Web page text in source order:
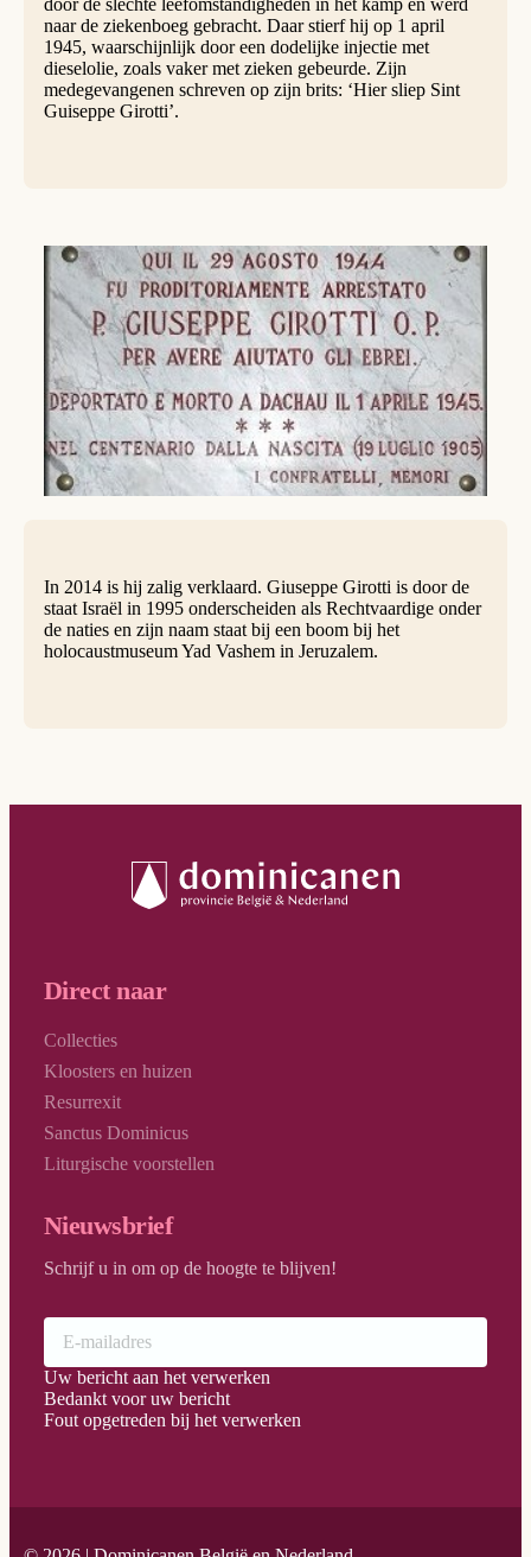
door de slechte leefomstandigheden in het kamp en werd
naar de ziekenboeg gebracht. Daar stierf hij op 1 april
1945, waarschijnlijk door een dodelijke injectie met
dieselolie, zoals vaker met zieken gebeurde. Zijn
medegevangenen schreven op zijn brits: ‘Hier sliep Sint
Guiseppe Girotti’.
In 2014 is hij zalig verklaard. Giuseppe Girotti is door de
staat Israël in 1995 onderscheiden als Rechtvaardige onder
de naties en zijn naam staat bij een boom bij het
holocaustmuseum Yad Vashem in Jeruzalem.
Direct naar
Collecties
Kloosters en huizen
Resurrexit
Sanctus Dominicus
Liturgische voorstellen
Nieuwsbrief
Schrijf u in om op de hoogte te blijven!
Uw bericht aan het verwerken
Bedankt voor uw bericht
Fout opgetreden bij het verwerken